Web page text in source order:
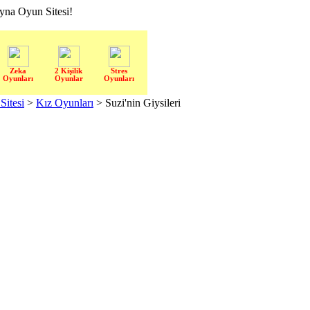
Oyun Sitesi!
Zeka
Oyunları
2 Kişilik
Oyunlar
Stres
Oyunları
> Kız Oyunları > Suzi'nin Giysileri